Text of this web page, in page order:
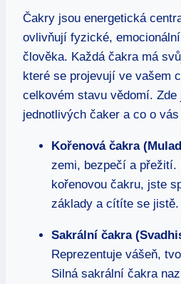
Čakry jsou energetická
ovlivňují fyzické,
člověka. Každá čakra má
které se projevují ve vašem
celkovém stavu vědomí. Zde
jednotlivých čaker a co o
Kořenová čakra
zemi, bezpečí a přežití.
kořenovou čakru, jste
základy a cítíte se jistě.
Sakrální čakra
Reprezentuje vášeň,
Silná sakrální čakra